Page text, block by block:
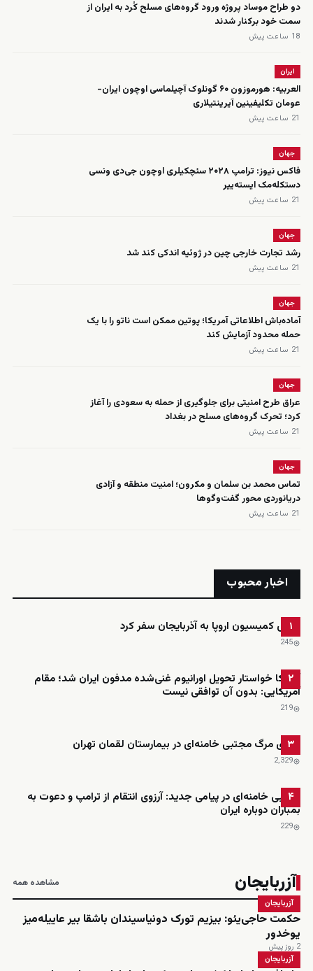
دو طراح موساد پروژه ورود گروه‌های مسلح کُرد به ایران از
سمت خود برکنار شدند
18 ساعت پیش
ایران
العربیه: هورموزون ۶۰ گونلوک آچیلماسی اوچون ایران-
عومان تکلیفینین آیرینتیلاری
21 ساعت پیش
جهان
فاکس نیوز: ترامپ ۲۰۲۸ سئچکیلری اوچون جی‌دی ونسی
دستکله‌مک ایسته‌ییر
21 ساعت پیش
جهان
رشد تجارت خارجی چین در ژوئیه اندکی کند شد
21 ساعت پیش
جهان
آماده‌باش اطلاعاتی آمریکا؛ پوتین ممکن است ناتو را با یک
حمله محدود آزمایش کند
21 ساعت پیش
جهان
عراق طرح امنیتی برای جلوگیری از حمله به سعودی را آغاز
کرد؛ تحرک گروه‌های مسلح در بغداد
21 ساعت پیش
جهان
تماس محمد بن سلمان و مکرون؛ امنیت منطقه و آزادی
دریانوردی محور گفت‌وگوها
21 ساعت پیش
اخبار محبوب
۱
رئیس کمیسیون اروپا به آذربایجان سفر کرد
245
۲
آمریکا خواستار تحویل اورانیوم غنی‌شده مدفون ایران شد؛ مقام
آمریکایی: بدون آن توافقی نیست
219
۳
ادعای مرگ مجتبی خامنه‌ای در بیمارستان لقمان تهران
2٬329
۴
مجتبی خامنه‌ای در پیامی جدید: آرزوی انتقام از ترامپ و دعوت به
بمباران دوباره ایران
229
آزربایجان مشاهده همه
آزربایجان
حکمت حاجی‌یئو: بیزیم تورک دونیاسیندان باشقا بیر عاییله‌میز
یوخدور
2 روز پیش
آزربایجان